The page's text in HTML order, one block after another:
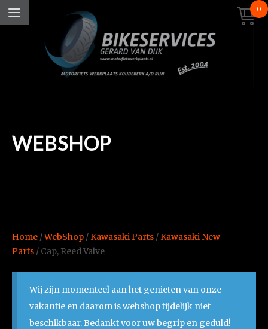
0
WEBSHOP
Home /WebShop /Kawasaki Parts /Kawasaki New
Parts / Cap, Reed Valve
Wij zijn momenteel aan het genieten van onze
vakantie en daarom is webshop tijdelijk niet
beschikbaar. Bedankt voor uw begrip en geduld!